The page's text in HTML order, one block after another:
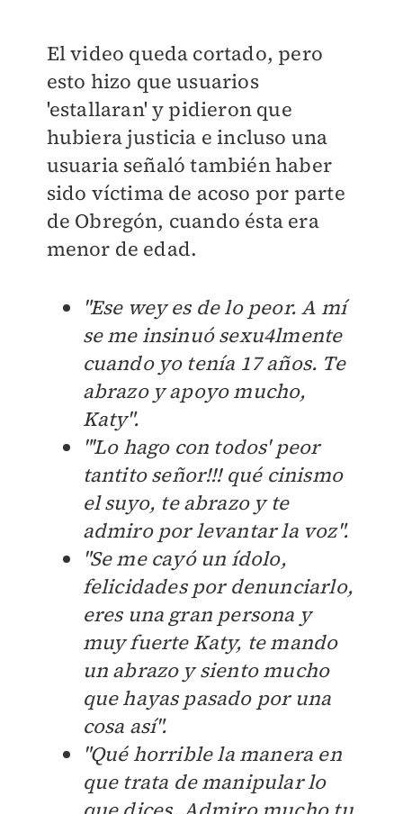
El video queda cortado, pero
esto hizo que usuarios
'estallaran' y pidieron que
hubiera justicia e incluso una
usuaria señaló también haber
sido víctima de acoso por parte
de Obregón, cuando ésta era
menor de edad.
"Ese wey es de lo peor. A mí
se me insinuó sexu4lmente
cuando yo tenía 17 años. Te
abrazo y apoyo mucho,
Katy".
"'Lo hago con todos' peor
tantito señor!!! qué cinismo
el suyo, te abrazo y te
admiro por levantar la voz".
"Se me cayó un ídolo,
felicidades por denunciarlo,
eres una gran persona y
muy fuerte Katy, te mando
un abrazo y siento mucho
que hayas pasado por una
cosa así".
"Qué horrible la manera en
que trata de manipular lo